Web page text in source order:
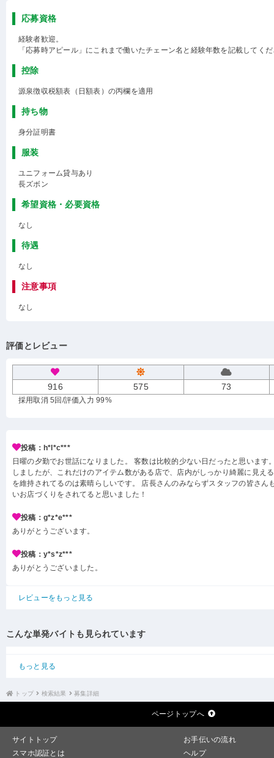
応募資格
経験者歓迎。
「応募時アピール」にこれまで働いたチェーン名と経験年数を記載してく
控除
源泉徴収税額表（日額表）の丙欄を適用
持ち物
身分証明書
服装
ユニフォーム貸与あり
長ズボン
希望資格・必要資格
なし
待遇
なし
注意事項
なし
評価とレビュー
916 575 73
採用取消 5回 /評価入力 99%
投稿：h*l*c***
日曜の夕勤でお世話になりました。 客数は比較的少ない日だったと思います
しましたが、これだけのアイテム数がある店で、店内がしっかり綺麗に見え
を維持されてるのは素晴らしいです。 店長さんのみならずスタッフの皆さん
いお店づくりをされてると思いました！
投稿：g*z*e***
ありがとうございます。
投稿：y*s*z***
ありがとうございました。
レビューをもっと見る
こんな単発バイトも見られています
もっと見る
トップ 検索結果 募集詳細
ページトップへ
サイトトップ
お手伝いの流れ
スマホ認証とは
ヘルプ